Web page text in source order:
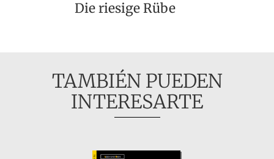
Die riesige Rübe
TAMBIÉN PUEDEN
INTERESARTE